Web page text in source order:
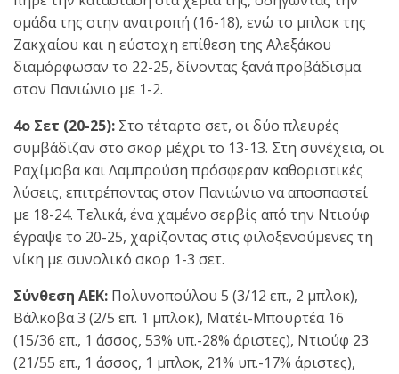
ομάδα της στην ανατροπή (16-18), ενώ το μπλοκ της
Ζακχαίου και η εύστοχη επίθεση της Αλεξάκου
διαμόρφωσαν το 22-25, δίνοντας ξανά προβάδισμα
στον Πανιώνιο με 1-2.
4ο Σετ (20-25): Στο τέταρτο σετ, οι δύο πλευρές
συμβάδιζαν στο σκορ μέχρι το 13-13. Στη συνέχεια, οι
Ραχίμοβα και Λαμπρούση πρόσφεραν καθοριστικές
λύσεις, επιτρέποντας στον Πανιώνιο να αποσπαστεί
με 18-24. Τελικά, ένα χαμένο σερβίς από την Ντιούφ
έγραψε το 20-25, χαρίζοντας στις φιλοξενούμενες τη
νίκη με συνολικό σκορ 1-3 σετ.
Σύνθεση ΑΕΚ: Πολυνοπούλου 5 (3/12 επ., 2 μπλοκ),
Βάλκοβα 3 (2/5 επ. 1 μπλοκ), Ματέι-Μπουρτέα 16
(15/36 επ., 1 άσσος, 53% υπ.-28% άριστες), Ντιούφ 23
(21/55 επ., 1 άσσος, 1 μπλοκ, 21% υπ.-17% άριστες),